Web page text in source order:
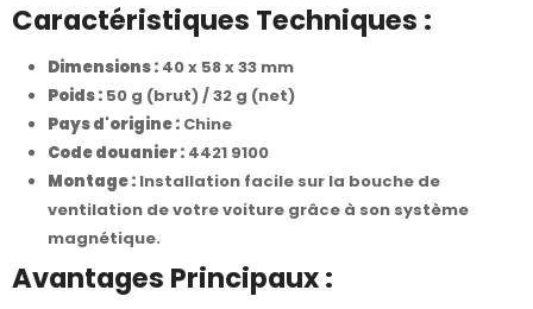
Caractéristiques Techniques :
Dimensions : 40 x 58 x 33 mm
Poids : 50 g (brut) / 32 g (net)
Pays d'origine : Chine
Code douanier : 4421 9100
Montage : Installation facile sur la bouche de
ventilation de votre voiture grâce à son système
magnétique.
Avantages Principaux :